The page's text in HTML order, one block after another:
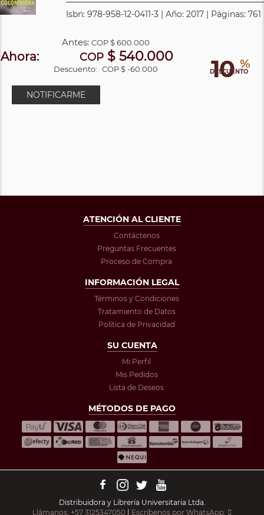
Isbn: 978-958-12-0411-3 | Año: 2017 | Páginas: 761
10 %
DESCUENTO
Antes: COP$ 600.000
Ahora: COP$ 540.000
Descuento: COP $ -60.000
NOTIFICARME
ATENCIÓN AL CLIENTE
Contáctenos
Preguntas Frecuentes
Proceso de Compra
INFORMACIÓN LEGAL
Términos y Condiciones
Tratamiento de Datos
Política de Privacidad
SU CUENTA
Mi Perfil
Mis Pedidos
Lista de Deseos
MÉTODOS DE PAGO
Distribuidora y Librería Universitaria Ltda.
Llámanos: +57 3125347050 | Escríbenos por WhatsApp: